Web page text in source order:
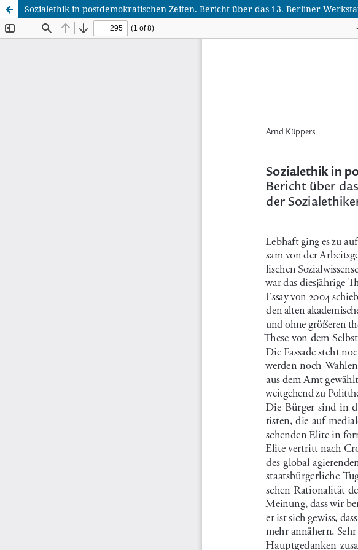
Sozialethik in postdemokratischen Zeiten. Bericht über das 13. Berliner